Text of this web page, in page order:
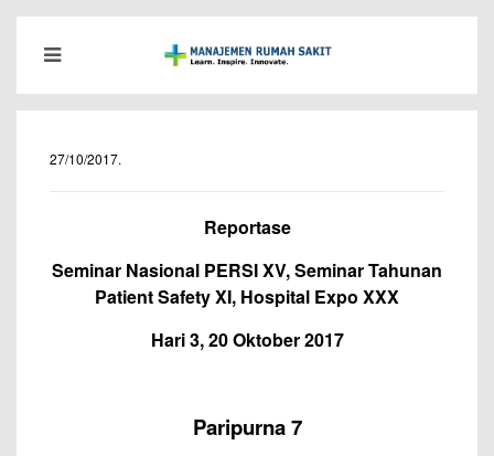
27/10/2017.
Reportase
Seminar Nasional PERSI XV, Seminar Tahunan
Patient Safety XI, Hospital Expo XXX
Hari 3, 20 Oktober 2017
Paripurna 7